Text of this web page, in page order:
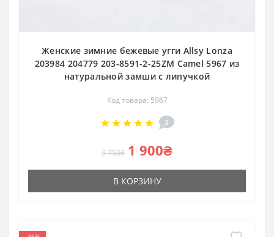
Женские зимние бежевые угги Allsy Lonza
203984 204779 203-8591-2-25ZM Camel 5967 из
натуральной замши с липучкой
Код товара: 5967
2
3 750₴ 1 900₴
В КОРЗИНУ